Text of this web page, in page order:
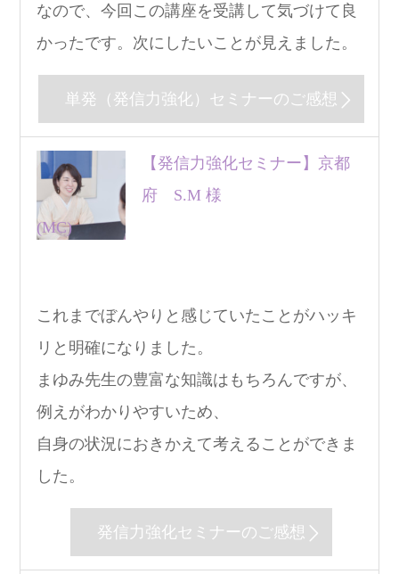
なので、今回この講座を受講して気づけて良
かったです。次にしたいことが見えました。
単発（発信力強化）セミナーのご感想
【発信力強化セミナー】京都
府 S.M 様
(MC)
これまでぼんやりと感じていたことがハッキ
リと明確になりました。
まゆみ先生の豊富な知識はもちろんですが、
例えがわかりやすいため、
自身の状況におきかえて考えることができま
した。
発信力強化セミナーのご感想